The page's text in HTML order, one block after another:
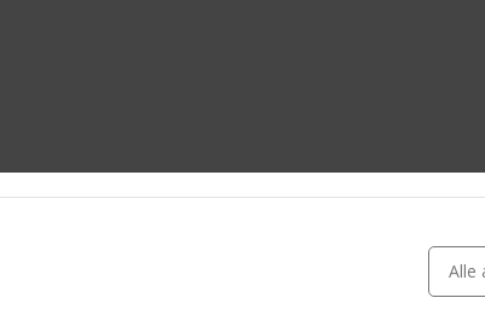
Alle